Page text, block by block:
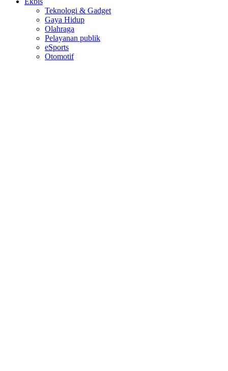
Teknologi & Gadget
Gaya Hidup
Olahraga
Pelayanan publik
eSports
Otomotif